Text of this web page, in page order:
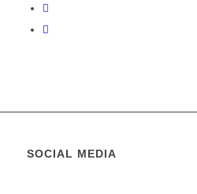
SOCIAL MEDIA